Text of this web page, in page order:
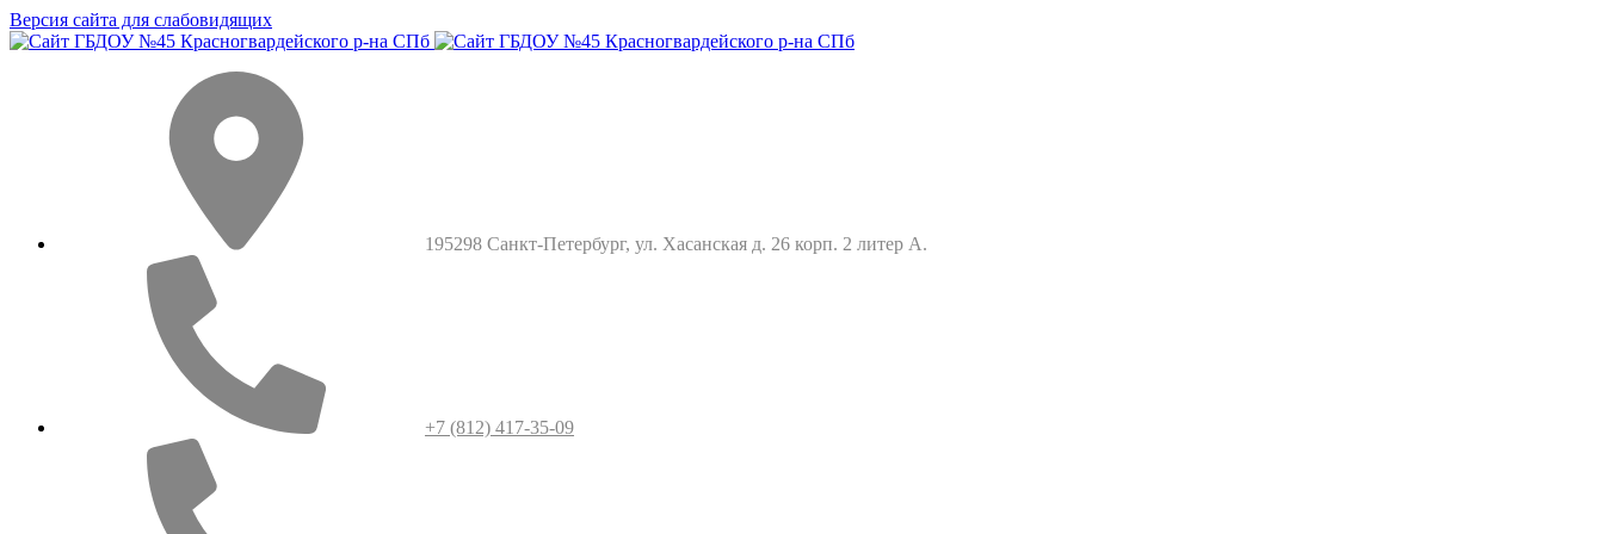
Версия сайта для слабовидящих
195298 Санкт-Петербург, ул. Хасанская д. 26 корп. 2 литер А.
+7 (812) 417-35-09